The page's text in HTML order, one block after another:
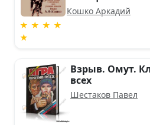
★ ★ ★ ★
★
Кошко Аркадий
Взрыв. Омут.
всех
Шестаков Павел